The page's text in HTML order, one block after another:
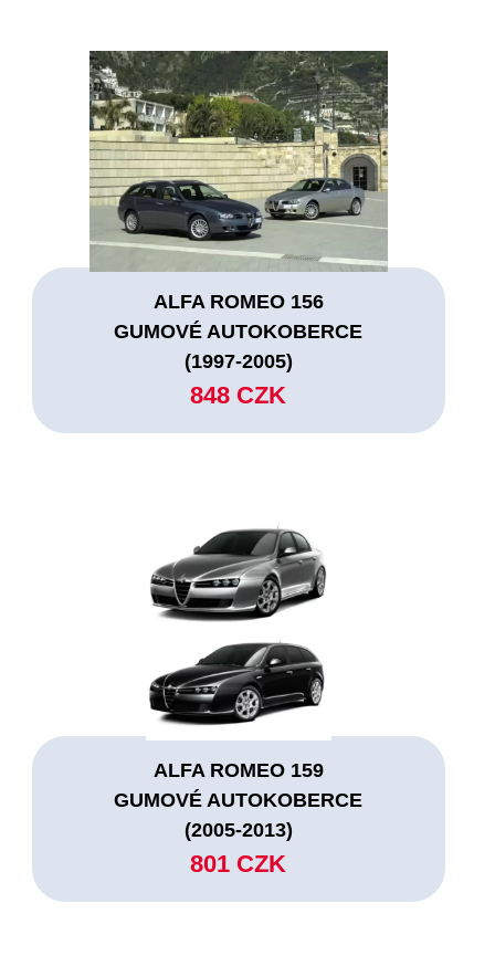
ALFA ROMEO 156
GUMOVÉ AUTOKOBERCE
(1997-2005)
848 CZK
ALFA ROMEO 159
GUMOVÉ AUTOKOBERCE
(2005-2013)
801 CZK